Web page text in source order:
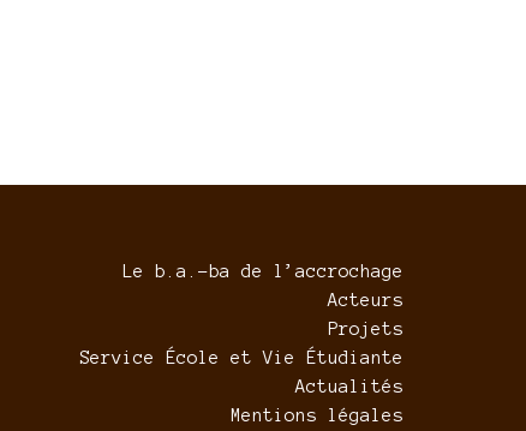
Le b.a.-ba de l’accrochage
Acteurs
Projets
Service École et Vie Étudiante
Actualités
Mentions légales